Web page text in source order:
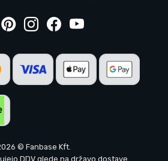
© Fanbase Kft.
DDV glede na državo dostave